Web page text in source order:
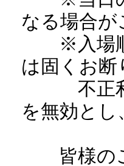
なる場合が
※入場順
は固くお断
不正利用
を無効と
皆様のご